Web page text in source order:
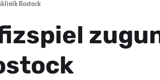
Rostock